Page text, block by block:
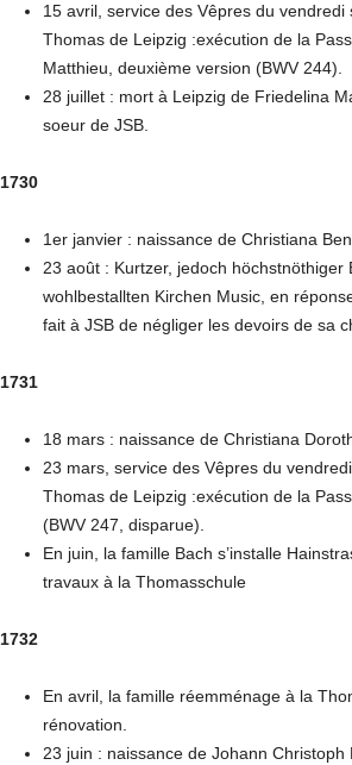
15 avril, service des Vêpres du vendredi
Thomas de Leipzig :exécution de la
Matthieu, deuxième version (BWV 244).
28 juillet : mort à Leipzig de Friedelina
soeur de JSB.
1730
1er janvier : naissance de Christiana
23 août : Kurtzer, jedoch höchstnöthiger
wohlbestallten Kirchen Music, en
fait à JSB de négliger les devoirs de sa
1731
18 mars : naissance de Christiana
23 mars, service des Vêpres du vendredi
Thomas de Leipzig :exécution de la
(BWV 247, disparue).
En juin, la famille Bach s’installe
travaux à la Thomasschule
1732
En avril, la famille réemménage à la
rénovation.
23 juin : naissance de Johann Christoph